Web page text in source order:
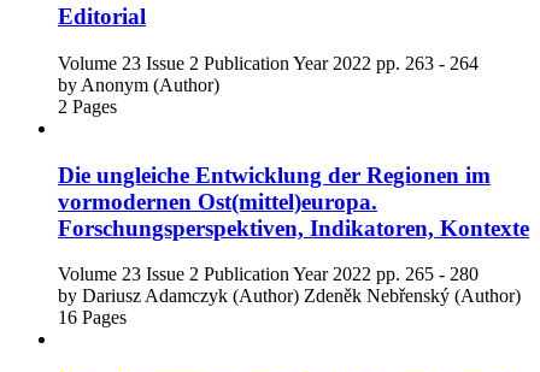
Editorial
Volume 23 Issue 2 Publication Year 2022 pp. 263 - 264
by Anonym (Author)
2 Pages
Die ungleiche Entwicklung der Regionen im
vormodernen Ost(mittel)europa.
Forschungsperspektiven, Indikatoren, Kontexte
Volume 23 Issue 2 Publication Year 2022 pp. 265 - 280
by Dariusz Adamczyk (Author) Zdeněk Nebřenský (Author)
16 Pages